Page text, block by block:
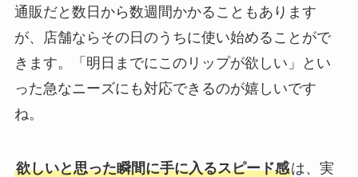
通販だと数日から数週間かかることもあります
が、店舗ならその日のうちに使い始めることがで
きます。「明日までにこのリップが欲しい」とい
った急なニーズにも対応できるのが嬉しいです
ね。
欲しいと思った瞬間に手に入るスピード感は、実